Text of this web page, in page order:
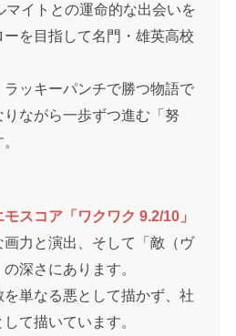
マイトとの運命的な出会いを
を目指して名門・雄英高校
ッキーパンチで勝つ物語で
ながら一歩ずつ進む「努
モスコア「ワクワク 9.2/10」
力と演出、そして「敵（ヴ
深さにあります。
単なる悪として描かず、社
て描いています。